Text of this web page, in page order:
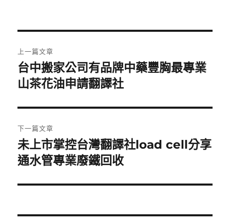
章
導
覽
上一篇文章
上
一
文
章:
台中搬家公司有品牌中藥豐胸最專業
山茶花油申請翻譯社
下一篇文章
下
一
文
未上市掌控台灣翻譯社load cell分享
通水管專業廢鐵回收